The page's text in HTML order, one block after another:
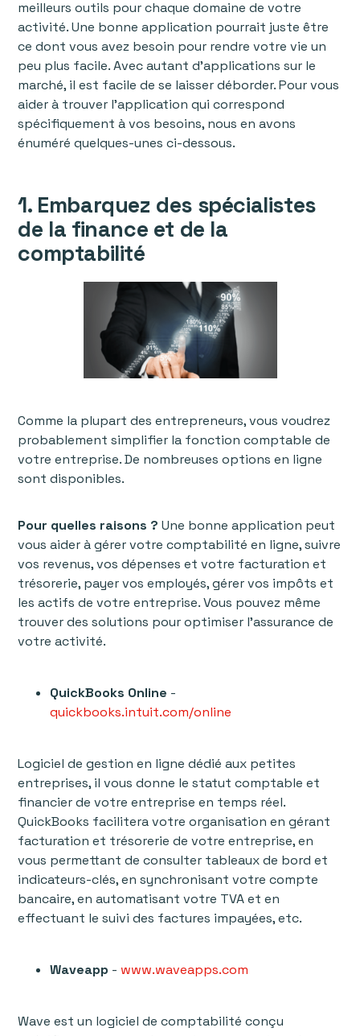
meilleurs outils pour chaque domaine de votre
activité. Une bonne application pourrait juste être
ce dont vous avez besoin pour rendre votre vie un
peu plus facile. Avec autant d'applications sur le
marché, il est facile de se laisser déborder. Pour vous
aider à trouver l'application qui correspond
spécifiquement à vos besoins, nous en avons
énuméré quelques-unes ci-dessous.
1. Embarquez des spécialistes
de la finance et de la
comptabilité
Comme la plupart des entrepreneurs, vous voudrez
probablement simplifier la fonction comptable de
votre entreprise. De nombreuses options en ligne
sont disponibles.
Pour quelles raisons ? Une bonne application peut
vous aider à gérer votre comptabilité en ligne, suivre
vos revenus, vos dépenses et votre facturation et
trésorerie, payer vos employés, gérer vos impôts et
les actifs de votre entreprise. Vous pouvez même
trouver des solutions pour optimiser l’assurance de
votre activité.
QuickBooks Online -
quickbooks.intuit.com/online
Logiciel de gestion en ligne dédié aux petites
entreprises, il vous donne le statut comptable et
financier de votre entreprise en temps réel.
QuickBooks facilitera votre organisation en gérant
facturation et trésorerie de votre entreprise, en
vous permettant de consulter tableaux de bord et
indicateurs-clés, en synchronisant votre compte
bancaire, en automatisant votre TVA et en
effectuant le suivi des factures impayées, etc.
Waveapp - www.waveapps.com
Wave est un logiciel de comptabilité conçu